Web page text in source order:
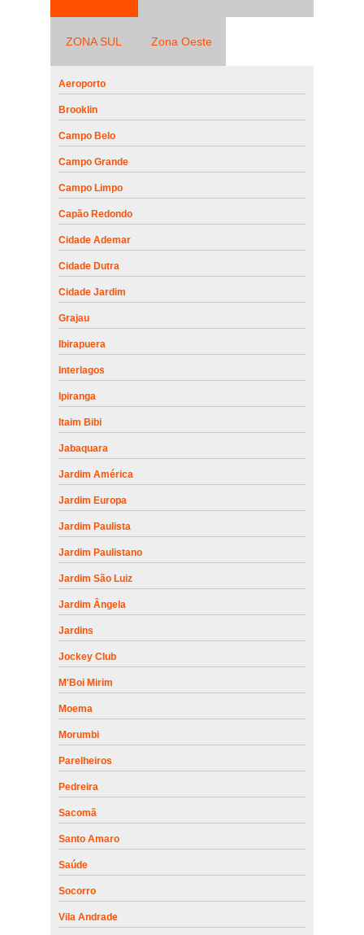
ZONA SUL Zona Oeste
Aeroporto
Brooklin
Campo Belo
Campo Grande
Campo Limpo
Capão Redondo
Cidade Ademar
Cidade Dutra
Cidade Jardim
Grajau
Ibirapuera
Interlagos
Ipiranga
Itaim Bibi
Jabaquara
Jardim América
Jardim Europa
Jardim Paulista
Jardim Paulistano
Jardim São Luiz
Jardim Ângela
Jardins
Jockey Club
M'Boi Mirim
Moema
Morumbi
Parelheiros
Pedreira
Sacomã
Santo Amaro
Saúde
Socorro
Vila Andrade